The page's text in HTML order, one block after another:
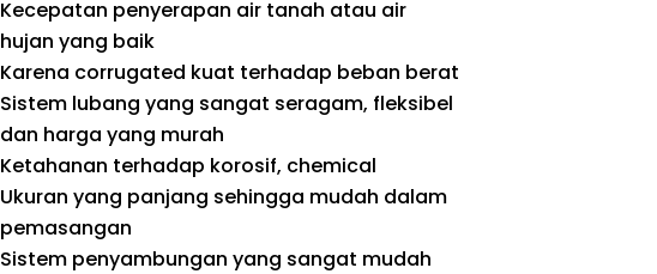
Kecepatan penyerapan air tanah atau air
hujan yang baik
Karena corrugated kuat terhadap beban berat
Sistem lubang yang sangat seragam, fleksibel
dan harga yang murah
Ketahanan terhadap korosif, chemical
Ukuran yang panjang sehingga mudah dalam
pemasangan
Sistem penyambungan yang sangat mudah